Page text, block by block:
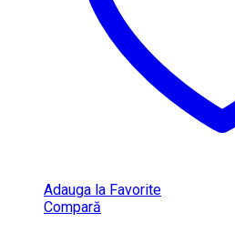
Adauga la Favorite
Compară